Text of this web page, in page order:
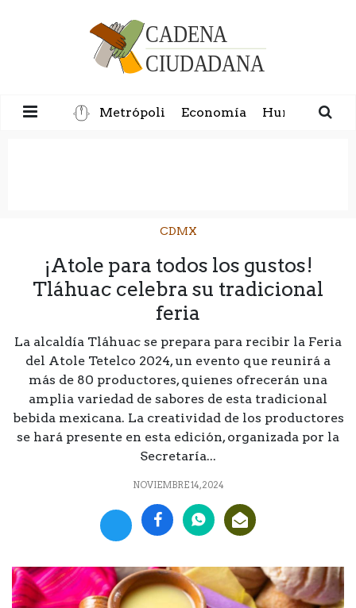
Metrópoli Economía Humanidad
CDMX
¡Atole para todos los gustos!
Tláhuac celebra su tradicional
feria
La alcaldía Tláhuac se prepara para recibir la Feria
del Atole Tetelco 2024, un evento que reunirá a
más de 80 productores, quienes ofrecerán una
amplia variedad de sabores de esta tradicional
bebida mexicana. La creatividad de los productores
se hará presente en esta edición, organizada por la
Secretaría...
NOVIEMBRE 14, 2024